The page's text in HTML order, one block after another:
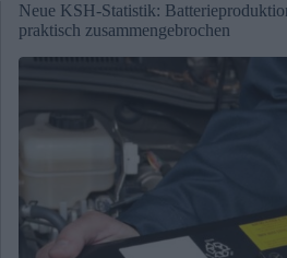
Neue KSH-Statistik:
praktisch zusammengebrochen